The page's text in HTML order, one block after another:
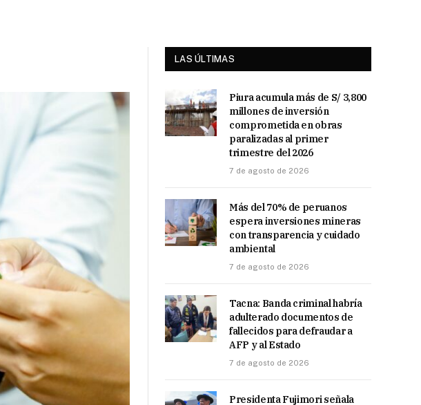
LAS ÚLTIMAS
Piura acumula más de S/ 3,800
millones de inversión
comprometida en obras
paralizadas al primer
trimestre del 2026
7 de agosto de 2026
Más del 70% de peruanos
espera inversiones mineras
con transparencia y cuidado
ambiental
7 de agosto de 2026
Tacna: Banda criminal habría
adulterado documentos de
fallecidos para defraudar a
AFP y al Estado
7 de agosto de 2026
Presidenta Fujimori señala